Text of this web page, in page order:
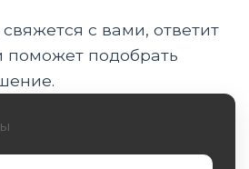
ТСР для
протезы: что
с вами, ответит
поможет подобрать